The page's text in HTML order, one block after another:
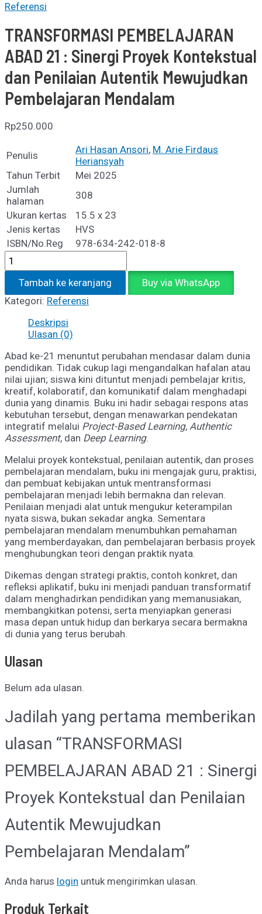
Referensi
TRANSFORMASI PEMBELAJARAN
ABAD 21 : Sinergi Proyek Kontekstual
dan Penilaian Autentik Mewujudkan
Pembelajaran Mendalam
Rp250.000
Penulis Ari Hasan Ansori, M. Arie Firdaus
Heriansyah
Tahun Terbit
Mei 2025
Jumlah
halaman
308
Ukuran kertas
15.5 x 23
Jenis kertas
HVS
ISBN/No.Reg
978-634-242-018-8
Kuantitas
TRANSFORMASI
PEMBELAJARAN
ABAD
21
Sinergi
Proyek
Kontekstual
dan
Penilaian
Autentik
Mewujudkan
Pembelajaran
Mendalam
Tambah ke keranjang
Buy via WhatsApp
Kategori: Referensi
Deskripsi
Ulasan (0)
Abad ke-21 menuntut perubahan mendasar dalam dunia
pendidikan. Tidak cukup lagi mengandalkan hafalan atau
nilai ujian; siswa kini dituntut menjadi pembelajar kritis,
kreatif, kolaboratif, dan komunikatif dalam menghadapi
dunia yang dinamis. Buku ini hadir sebagai respons atas
kebutuhan tersebut, dengan menawarkan pendekatan
integratif melalui Project-Based Learning, Authentic
Assessment, dan Deep Learning.
Melalui proyek kontekstual, penilaian autentik, dan proses
pembelajaran mendalam, buku ini mengajak guru, praktisi,
dan pembuat kebijakan untuk mentransformasi
pembelajaran menjadi lebih bermakna dan relevan.
Penilaian menjadi alat untuk mengukur keterampilan
nyata siswa, bukan sekadar angka. Sementara
pembelajaran mendalam menumbuhkan pemahaman
yang memberdayakan, dan pembelajaran berbasis proyek
menghubungkan teori dengan praktik nyata.
Dikemas dengan strategi praktis, contoh konkret, dan
refleksi aplikatif, buku ini menjadi panduan transformatif
dalam menghadirkan pendidikan yang memanusiakan,
membangkitkan potensi, serta menyiapkan generasi
masa depan untuk hidup dan berkarya secara bermakna
di dunia yang terus berubah.
Ulasan
Belum ada ulasan.
Jadilah yang pertama memberikan
ulasan “TRANSFORMASI
PEMBELAJARAN ABAD 21 : Sinergi
Proyek Kontekstual dan Penilaian
Autentik Mewujudkan
Pembelajaran Mendalam”
Anda harus login untuk mengirimkan ulasan.
Produk Terkait